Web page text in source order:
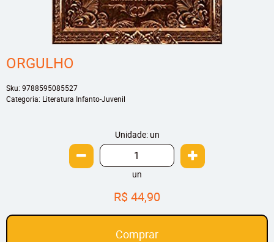
ORGULHO
Sku: 9788595085527
Categoria: Literatura Infanto-Juvenil
Unidade: un
un
R$ 44,90
Comprar